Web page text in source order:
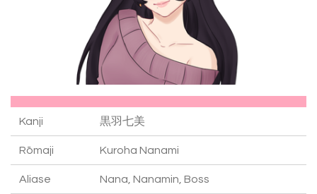
Kanji 黒羽七美
Rōmaji Kuroha Nanami
Aliase Nana, Nanamin, Boss